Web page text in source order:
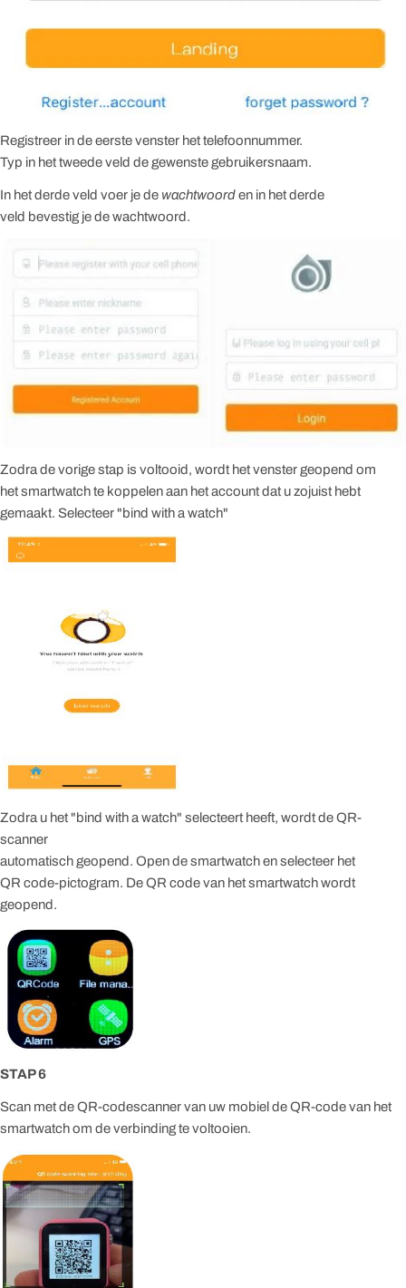
Registreer in de eerste venster het telefoonnummer.
Typ in het tweede veld de gewenste gebruikersnaam.
In het derde veld voer je de wachtwoorden in het derde
veld bevestig je de wachtwoord.
Zodra de vorige stap is voltooid, wordt het venster geopend om
hetsmartwatch te koppelen aan het account dat u zojuist hebt
gemaakt. Selecteer "bind with a watch"
Zodra u het "bind with a watch" selecteert heeft, wordt de QR-
scanner
automatisch geopend. Open de smartwatch en selecteer het
QR code-pictogram. De QR code van het smartwatch wordt
geopend.
STAP 6
Scan met de QR-codescanner van uw mobiel de QR-code van het
smartwatch om de verbinding te voltooien.